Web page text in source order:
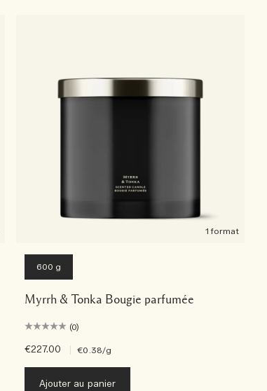
1 format
600 g
Myrrh & Tonka Bougie parfumée
(0)
€227.00 €0.38/g
Ajouter au panier